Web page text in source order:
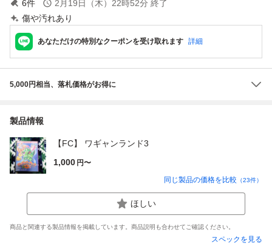
6件 2月19日（木）22時52分 終了
傷や汚れあり
あなただけの特別なクーポンを受け取れます 詳細
5,000円相当、落札価格がお得に
製品情報
【FC】 ワギャンランド3
1,000 円〜
同じ製品の価格を比較 （23件）
ほしい
商品と関連する製品情報を掲載しています。商品説明も合わせてご確認ください。
スペックを見る